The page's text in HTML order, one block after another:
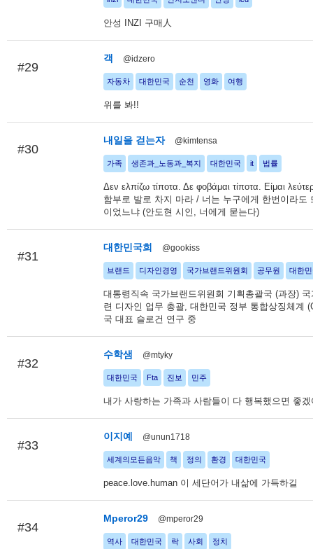
안성 INZI 구매人
#29
객 @idzero
자동차 대한민국 순천 영화 여행
위를 봐!!
#30
내일을 걷는자 @kimtensa
가족 생존과_노동과_복지 대한민국 it 법률
Δεν ελπίζω τίποτα. Δε φοβάμαι τίποτα. Είμαι
함부로 발로 차지 마라 / 너는 누구에게 한번이라도
이었느냐 (안도현 시인, 너에게 묻는다)
#31
대한민국희 @gookiss
브랜드 디자인경영 국가브랜드위원회 공무원 대한
대통령직속 국가브랜드위원회 기획총괄국 (과장)
련 디자인 업무 총괄, 대한민국 정부 통합상징체계
국 대표 슬로건 연구 중
#32
수학샘 @mtyky
대한민국 Fta 진보 민주
내가 사랑하는 가족과 사람들이 다 행복했으면 좋
#33
이지예 @unun1718
세계의모든음악 책 정의 환경 대한민국
peace.love.human 이 세단어가 내삶에 가득하길
#34
Mperor29 @mperor29
역사 대한민국 락 사회 정치